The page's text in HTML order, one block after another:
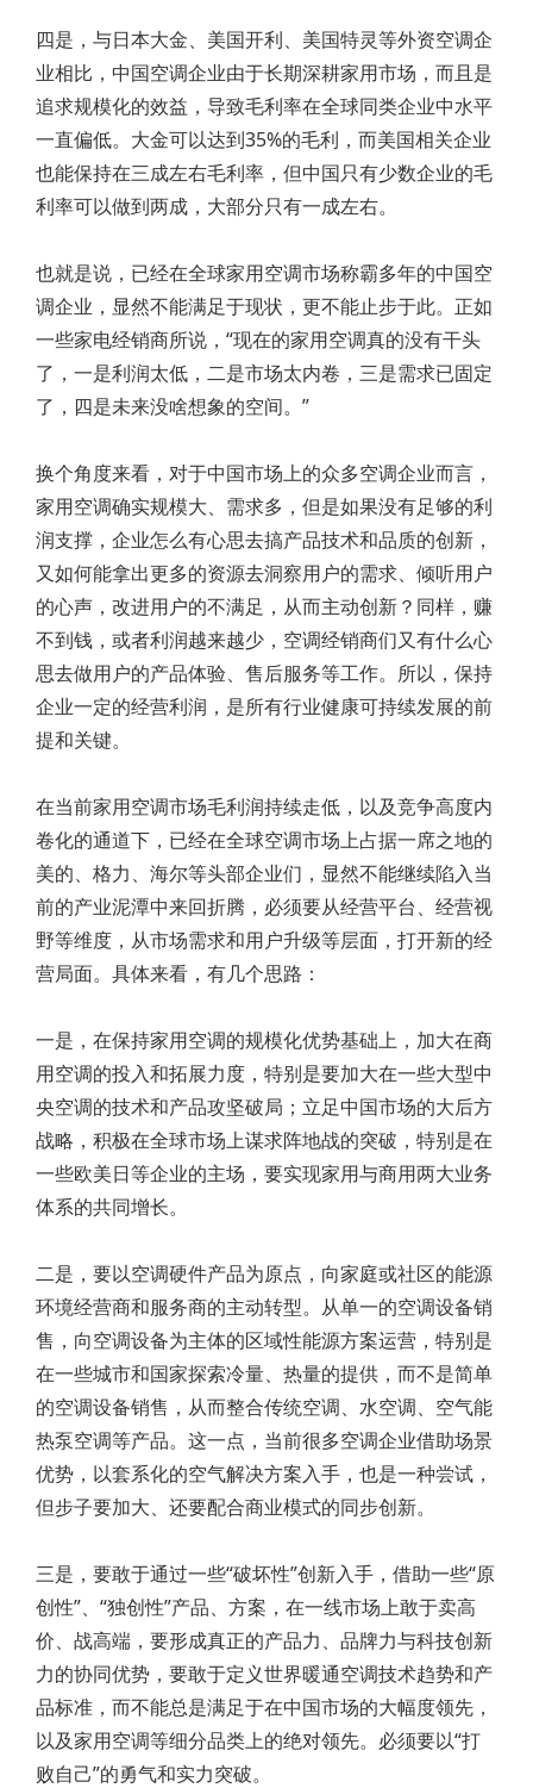
四是，与日本大金、美国开利、美国特灵等外资空调企
业相比，中国空调企业由于长期深耕家用市场，而且是
追求规模化的效益，导致毛利率在全球同类企业中水平
一直偏低。大金可以达到35%的毛利，而美国相关企业
也能保持在三成左右毛利率，但中国只有少数企业的毛
利率可以做到两成，大部分只有一成左右。
也就是说，已经在全球家用空调市场称霸多年的中国空
调企业，显然不能满足于现状，更不能止步于此。正如
一些家电经销商所说，“现在的家用空调真的没有干头
了，一是利润太低，二是市场太内卷，三是需求已固定
了，四是未来没啥想象的空间。”
换个角度来看，对于中国市场上的众多空调企业而言，
家用空调确实规模大、需求多，但是如果没有足够的利
润支撑，企业怎么有心思去搞产品技术和品质的创新，
又如何能拿出更多的资源去洞察用户的需求、倾听用户
的心声，改进用户的不满足，从而主动创新？同样，赚
不到钱，或者利润越来越少，空调经销商们又有什么心
思去做用户的产品体验、售后服务等工作。所以，保持
企业一定的经营利润，是所有行业健康可持续发展的前
提和关键。
在当前家用空调市场毛利润持续走低，以及竞争高度内
卷化的通道下，已经在全球空调市场上占据一席之地的
美的、格力、海尔等头部企业们，显然不能继续陷入当
前的产业泥潭中来回折腾，必须要从经营平台、经营视
野等维度，从市场需求和用户升级等层面，打开新的经
营局面。具体来看，有几个思路：
一是，在保持家用空调的规模化优势基础上，加大在商
用空调的投入和拓展力度，特别是要加大在一些大型中
央空调的技术和产品攻坚破局；立足中国市场的大后方
战略，积极在全球市场上谋求阵地战的突破，特别是在
一些欧美日等企业的主场，要实现家用与商用两大业务
体系的共同增长。
二是，要以空调硬件产品为原点，向家庭或社区的能源
环境经营商和服务商的主动转型。从单一的空调设备销
售，向空调设备为主体的区域性能源方案运营，特别是
在一些城市和国家探索冷量、热量的提供，而不是简单
的空调设备销售，从而整合传统空调、水空调、空气能
热泵空调等产品。这一点，当前很多空调企业借助场景
优势，以套系化的空气解决方案入手，也是一种尝试，
但步子要加大、还要配合商业模式的同步创新。
三是，要敢于通过一些“破坏性”创新入手，借助一些“原
创性”、“独创性”产品、方案，在一线市场上敢于卖高
价、战高端，要形成真正的产品力、品牌力与科技创新
力的协同优势，要敢于定义世界暖通空调技术趋势和产
品标准，而不能总是满足于在中国市场的大幅度领先，
以及家用空调等细分品类上的绝对领先。必须要以“打
败自己”的勇气和实力突破。